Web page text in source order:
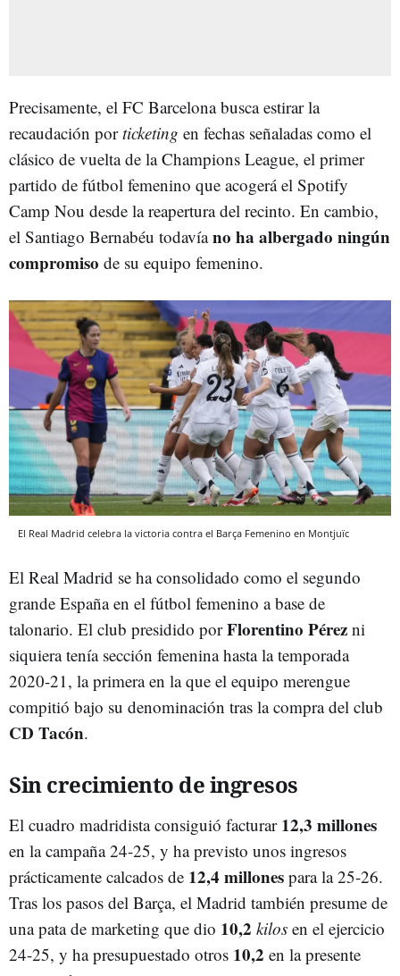
Precisamente, el FC Barcelona busca estirar la
recaudación porticketing en fechas señaladas como el
clásico de vuelta de la Champions League, el primer
partido de fútbol femenino que acogerá el Spotify
Camp Nou desde la reapertura del recinto. En cambio,
el Santiago Bernabéu todavíano ha albergado ningún
compromiso de su equipo femenino.
El Real Madrid celebra la victoria contra el Barça Femenino en Montjuïc
El Real Madrid se ha consolidado como el segundo
grande España en el fútbol femenino a base de
talonario. El club presidido porFlorentino Pérez ni
siquiera tenía sección femenina hasta la temporada
2020-21, la primera en la que el equipo merengue
compitió bajo su denominación tras la compra del club
CD Tacón.
Sin crecimiento de ingresos
El cuadro madridista consiguió facturar 12,3 millones
en la campaña 24-25, y ha previsto unos ingresos
prácticamente calcados de 12,4 millones para la 25-26.
Tras los pasos del Barça, el Madrid también presume de
una pata de marketing que dio 10,2 kilos en el ejercicio
24-25, y ha presupuestado otros 10,2 en la presente